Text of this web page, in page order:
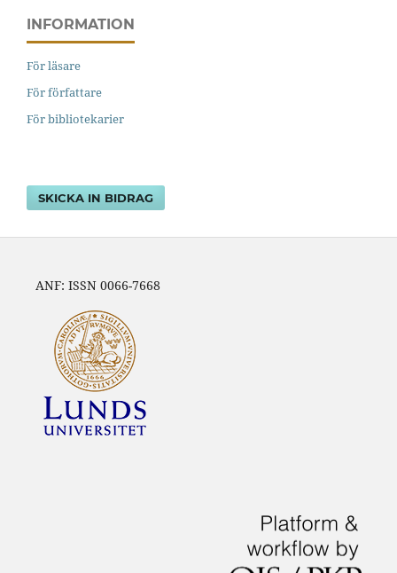
INFORMATION
För läsare
För författare
För bibliotekarier
SKICKA IN BIDRAG
ANF: ISSN 0066-7668